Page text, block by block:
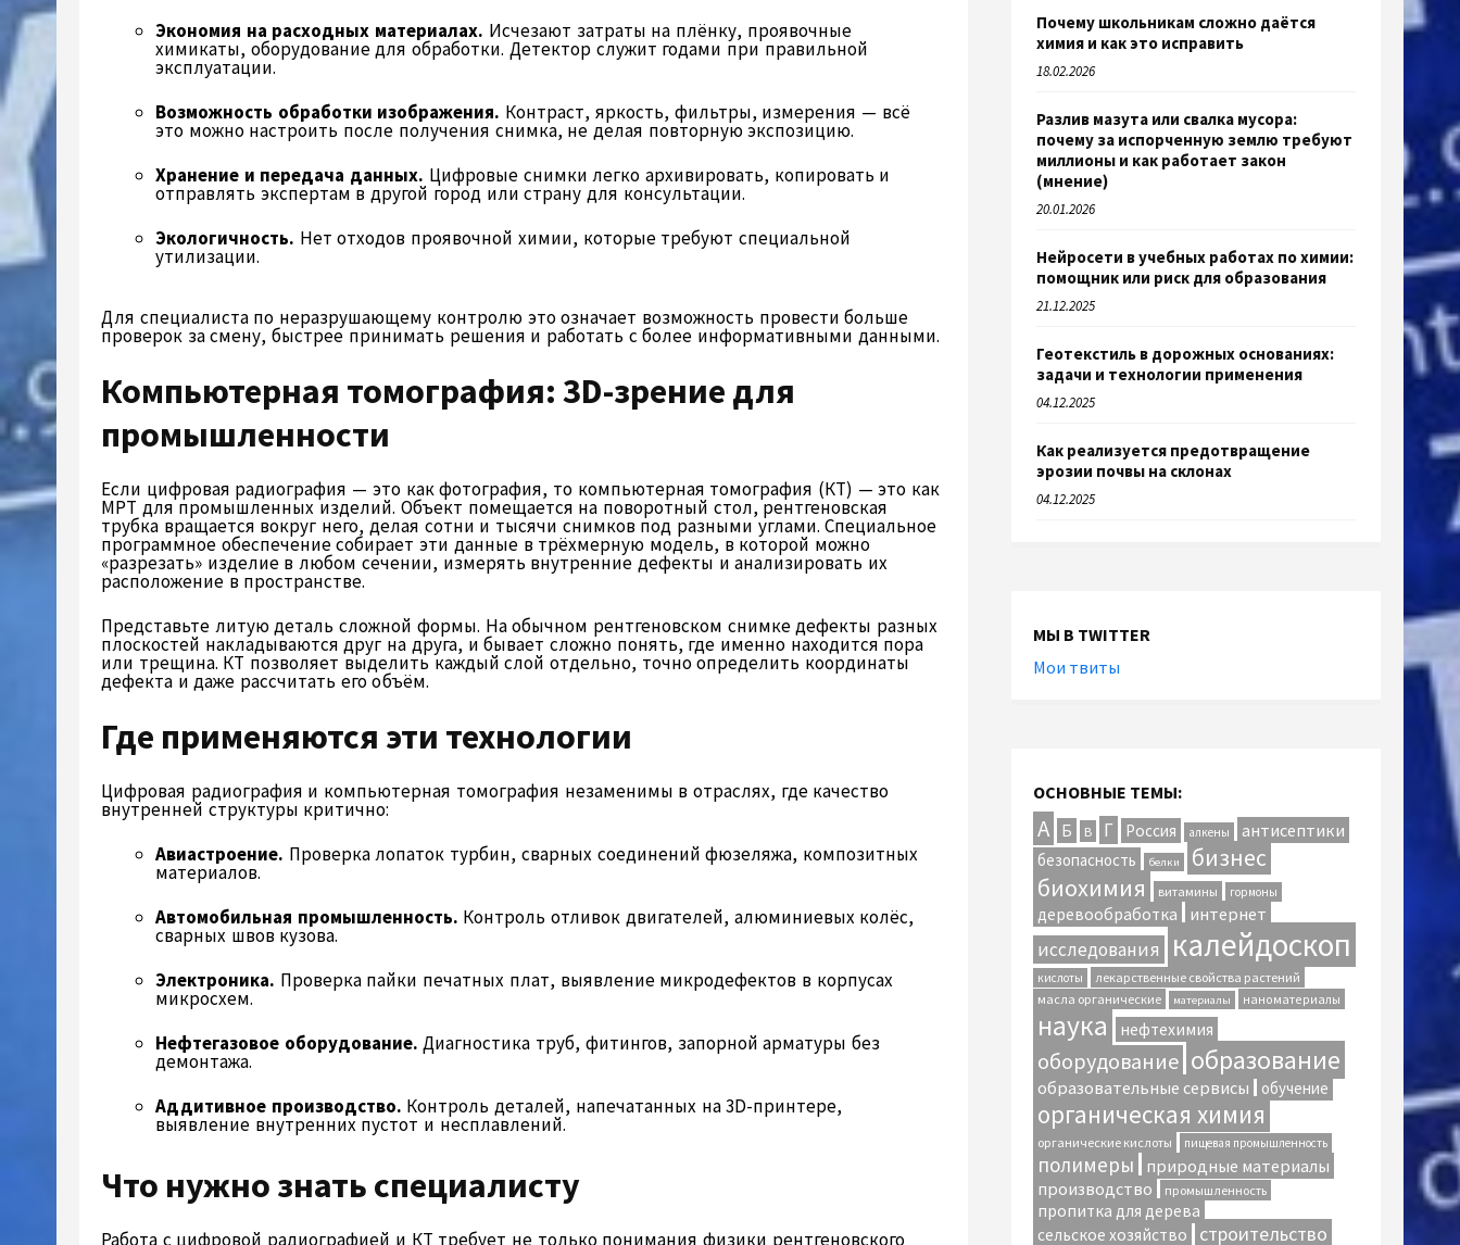
Экономия на расходных материалах. Исчезают затраты на плёнку, проявочные
химикаты, оборудование для обработки. Детектор служит годами при правильной
эксплуатации.
Возможность обработки изображения. Контраст, яркость, фильтры, измерения — всё
это можно настроить после получения снимка, не делая повторную экспозицию.
Хранение и передача данных. Цифровые снимки легко архивировать, копировать и
отправлять экспертам в другой город или страну для консультации.
Экологичность. Нет отходов проявочной химии, которые требуют специальной
утилизации.
Для специалиста по неразрушающему контролю это означает возможность провести больше
проверок за смену, быстрее принимать решения и работать с более информативными данными.
Компьютерная томография: 3D-зрение для
промышленности
Если цифровая радиография — это как фотография, то компьютерная томография (КТ) — это как
МРТ для промышленных изделий. Объект помещается на поворотный стол, рентгеновская
трубка вращается вокруг него, делая сотни и тысячи снимков под разными углами. Специальное
программное обеспечение собирает эти данные в трёхмерную модель, в которой можно
«разрезать» изделие в любом сечении, измерять внутренние дефекты и анализировать их
расположение в пространстве.
Представьте литую деталь сложной формы. На обычном рентгеновском снимке дефекты разных
плоскостей накладываются друг на друга, и бывает сложно понять, где именно находится пора
или трещина. КТ позволяет выделить каждый слой отдельно, точно определить координаты
дефекта и даже рассчитать его объём.
Где применяются эти технологии
Цифровая радиография и компьютерная томография незаменимы в отраслях, где качество
внутренней структуры критично:
Авиастроение. Проверка лопаток турбин, сварных соединений фюзеляжа, композитных
материалов.
Автомобильная промышленность. Контроль отливок двигателей, алюминиевых колёс,
сварных швов кузова.
Электроника. Проверка пайки печатных плат, выявление микродефектов в корпусах
микросхем.
Нефтегазовое оборудование. Диагностика труб, фитингов, запорной арматуры без
демонтажа.
Аддитивное производство. Контроль деталей, напечатанных на 3D-принтере,
выявление внутренних пустот и несплавлений.
Что нужно знать специалисту
Работа с цифровой радиографией и КТ требует не только понимания физики рентгеновского
Почему школьникам сложно даётся
химия и как это исправить
18.02.2026
Разлив мазута или свалка мусора:
почему за испорченную землю требуют
миллионы и как работает закон
(мнение)
20.01.2026
Нейросети в учебных работах по химии:
помощник или риск для образования
21.12.2025
Геотекстиль в дорожных основаниях:
задачи и технологии применения
04.12.2025
Как реализуется предотвращение
эрозии почвы на склонах
04.12.2025
МЫ В TWITTER
Мои твиты
ОСНОВНЫЕ ТЕМЫ:
А Б В Г Россия алкены антисептики
безопасность белки бизнес
биохимия витамины гормоны
деревообработка интернет
исследования калейдоскоп
кислоты
лекарственные свойства растений
масла органические
материалы наноматериалы
наука нефтехимия
оборудование образование
образовательные сервисы обучение
органическая химия
органические кислоты пищевая промышленность
полимеры
природные материалы
производство
промышленность
пропитка для дерева
сельское хозяйство
строительство